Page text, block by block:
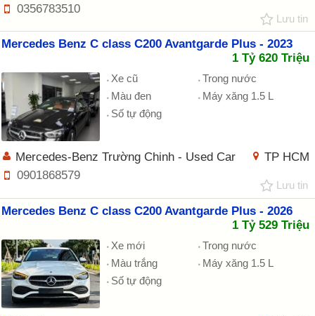
0356783510
Lưu tin
Mercedes Benz C class C200 Avantgarde Plus - 2023
1 Tỷ 620 Triệu
Xe cũ
Trong nước
Màu đen
Máy xăng 1.5 L
Số tự động
TP HCM
Mercedes-Benz Trường Chinh - Used Car
0901868579
Lưu tin
Mercedes Benz C class C200 Avantgarde Plus - 2026
1 Tỷ 529 Triệu
Xe mới
Trong nước
Màu trắng
Máy xăng 1.5 L
Số tự động